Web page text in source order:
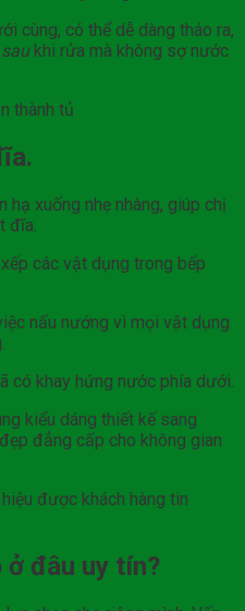
cùng, có thể dễ dàng tháo ra,
sau khi rửa mà không sợ nước
thành tủ
hạ xuống nhẹ nhàng, giúp chị
đĩa.
các vật dụng trong bếp
nấu nướng vì mọi vật dụng
có khay hứng nước phía dưới.
kiểu dáng thiết kế sang
đẳng cấp cho không gian
được khách hàng tin
ở đâu uy tín?